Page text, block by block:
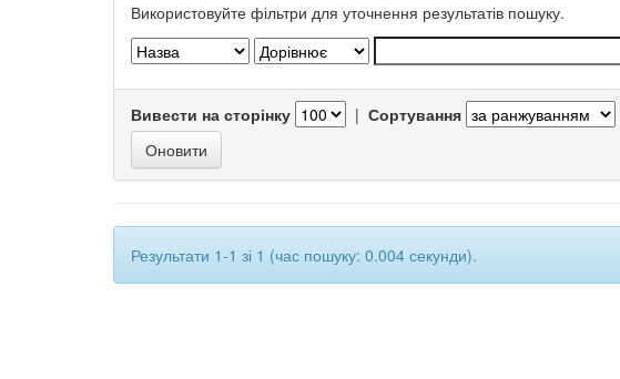
Використовуйте фільтри для уточнення результатів пошуку.
Вивести на сторінку | Сортування
Результати 1-1 зі 1 (час пошуку: 0.004 секунди).